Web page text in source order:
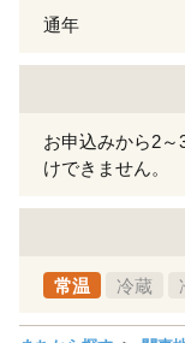
通年
お申込みから2
けできません。
常温 冷蔵